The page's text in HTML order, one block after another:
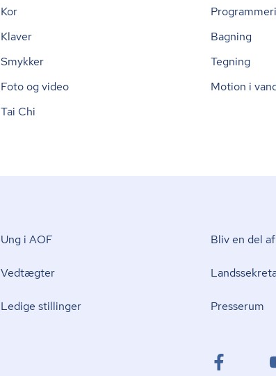
Kor
Klaver
Bagning
Smykker
Tegning
Foto og video
Motion i
Tai Chi
Ung i AOF
Vedtægter
Ledige stillinger
Bliv en del
Presserum